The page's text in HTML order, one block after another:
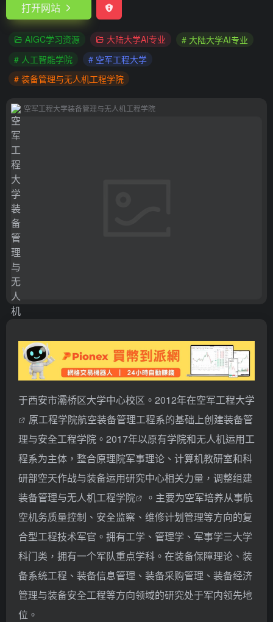
打开网站
AIGC学习资源 大陆大学AI专业
# 大陆大学AI专业
# 人工智能学院
# 空军工程大学
# 装备管理与无人机工程学院
空军工程大学装备管理与无人机工程学院
于西安市灞桥区大学中心校区。2012年在空军工程大学
原工程学院航空装备管理工程系的基础上创建装备管
理与安全工程学院。2017年以原有学院和无人机运用工
程系为主体，整合原理院军事理论、计算机教研室和科
研部空天作战与装备运用研究中心相关力量，调整组建
装备管理与无人机工程学院
。主要为空军培养从事航
空机务质量控制、安全监察、维修计划管理等方向的复
合型工程技术军官。拥有工学、管理学、军事学三大学
科门类，拥有一个军队重点学科。在装备保障理论、装
备系统工程、装备信息管理、装备采购管理、装备经济
管理与装备安全工程等方向领域的研究处于军内领先地
位。